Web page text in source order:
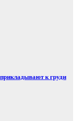
к груди